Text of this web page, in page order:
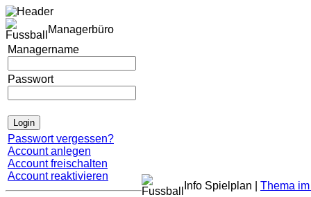
Managerbüro
Managername
Passwort
Passwort vergessen?
Account anlegen
Account freischalten
Account reaktivieren
Info Spielplan | Thema